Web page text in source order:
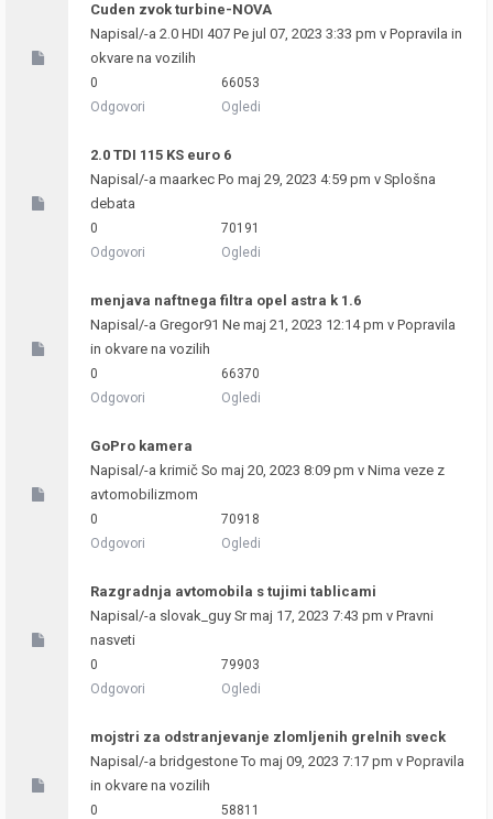
Cuden zvok turbine-NOVA
Napisal/-a 2.0 HDI 407 Pe jul 07, 2023 3:33 pm v Popravila in
okvare na vozilih
0
Odgovori
66053
Ogledi
2.0 TDI 115 KS euro 6
Napisal/-a maarkec Po maj 29, 2023 4:59 pm v Splošna
debata
0
Odgovori
70191
Ogledi
menjava naftnega filtra opel astra k 1.6
Napisal/-a Gregor91 Ne maj 21, 2023 12:14 pm v Popravila
in okvare na vozilih
0
Odgovori
66370
Ogledi
GoPro kamera
Napisal/-a krimič So maj 20, 2023 8:09 pm v Nima veze z
avtomobilizmom
0
Odgovori
70918
Ogledi
Razgradnja avtomobila s tujimi tablicami
Napisal/-a slovak_guy Sr maj 17, 2023 7:43 pm v Pravni
nasveti
0
Odgovori
79903
Ogledi
mojstri za odstranjevanje zlomljenih grelnih sveck
Napisal/-a bridgestoneTo maj 09, 2023 7:17 pm v Popravila
in okvare na vozilih
0
58811